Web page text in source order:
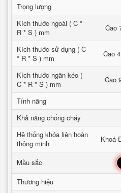
Trọng lượng
Kích thước ngoài ( C *
R * S ) mm
Cao
Kích thước sử dụng ( C
* R * S ) mm
Cao
Kích thước ngăn kéo (
C * R * S ) mm
Cao
Tính năng
Khả năng chống cháy
Hệ thống khóa liên hoàn
thông minh
Khoá
Mầu sắc
Thương hiệu